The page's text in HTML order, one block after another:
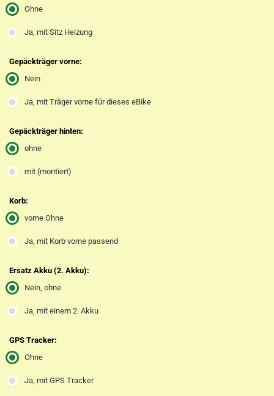
Ohne
Ja, mit Sitz Heizung
Gepäckträger vorne:
Nein
Ja, mit Träger vorne für dieses eBike
Gepäckträger hinten:
ohne
mit (montiert)
Korb:
vorne Ohne
Ja, mit Korb vorne passend
Ersatz Akku (2. Akku):
Nein, ohne
Ja, mit einem 2. Akku
GPS Tracker:
Ohne
Ja, mit GPS Tracker